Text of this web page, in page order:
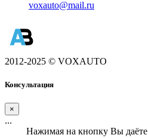
voxauto@mail.ru
2012-2025 © VOXAUTO
Консультация
×
...
Нажимая на кнопку Вы даёте